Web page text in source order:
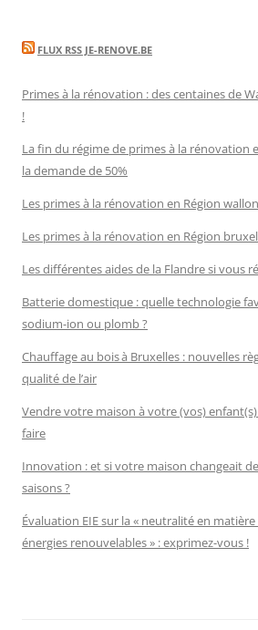
FLUX RSS JE-RENOVE.BE
Primes à la rénovation : des centaines de
!
La fin du régime de primes à la rénovation
la demande de 50%
Les primes à la rénovation en Région
Les primes à la rénovation en Région
Les différentes aides de la Flandre si vous
Batterie domestique : quelle technologie
sodium-ion ou plomb ?
Chauffage au bois à Bruxelles : nouvelles
qualité de l’air
Vendre votre maison à votre (vos)
faire
Innovation : et si votre maison changeait
saisons ?
Évaluation EIE sur la « neutralité en
énergies renouvelables » : exprimez-vous !